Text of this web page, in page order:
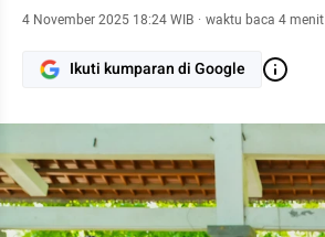
4 November 2025 18:24 WIB · waktu baca 4 menit
Ikuti kumparan di Google